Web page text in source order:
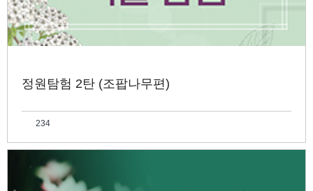
정원탐험 2탄 (조팝나무편)
234